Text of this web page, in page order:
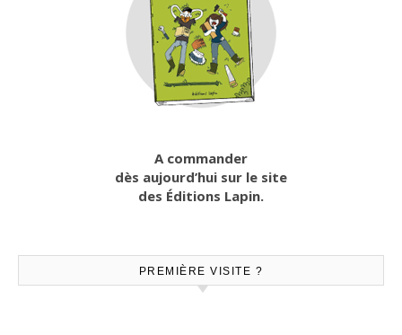
A commander
dès aujourd’hui sur le site
des Éditions Lapin.
PREMIÈRE VISITE ?